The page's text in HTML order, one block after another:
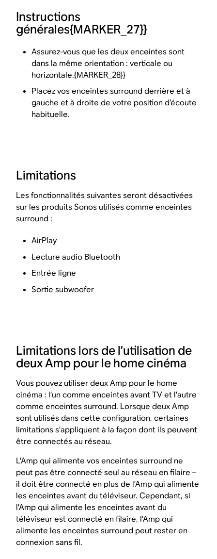
Instructions
générales{MARKER_27}}
Assurez-vous que les deux enceintes sont
dans la même orientation : verticale ou
horizontale.{MARKER_28}}
Placez vos enceintes surround derrière et à
gauche et à droite de votre position d’écoute
habituelle.
Limitations
Les fonctionnalités suivantes seront désactivées
sur les produits Sonos utilisés comme enceintes
surround :
AirPlay
Lecture audio Bluetooth
Entrée ligne
Sortie subwoofer
Limitations lors de l’utilisation de
deux Amp pour le home cinéma
Vous pouvez utiliser deux Amp pour le home
cinéma : l’un comme enceintes avant TV et l’autre
comme enceintes surround. Lorsque deux Amp
sont utilisés dans cette configuration, certaines
limitations s’appliquent à la façon dont ils peuvent
être connectés au réseau.
L’Amp qui alimente vos enceintes surround ne
peut pas être connecté seul au réseau en filaire –
il doit être connecté en plus de l’Amp qui alimente
les enceintes avant du téléviseur. Cependant, si
l’Amp qui alimente les enceintes avant du
téléviseur est connecté en filaire, l’Amp qui
alimente les enceintes surround peut rester en
connexion sans fil.